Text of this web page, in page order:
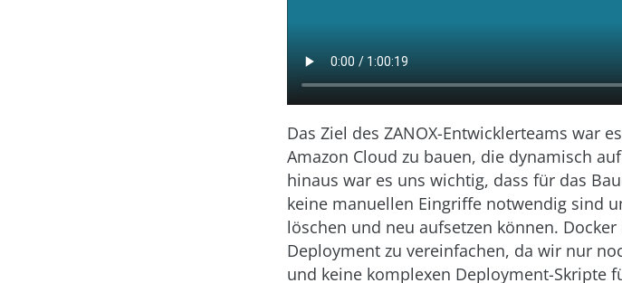
Das Ziel des ZANOX-Entwicklerteams war
Amazon Cloud zu bauen, die dynamisch
hinaus war es uns wichtig, dass für das
keine manuellen Eingriffe notwendig sind
löschen und neu aufsetzen können.
Deployment zu vereinfachen, da wir nur
und keine komplexen Deployment-Skripte